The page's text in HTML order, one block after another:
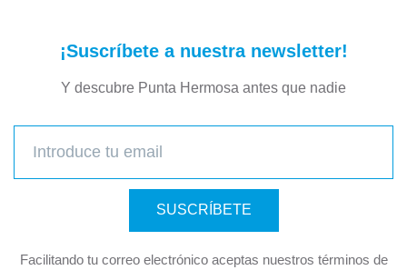
¡Suscríbete a nuestra newsletter!
Y descubre Punta Hermosa antes que nadie
SUSCRÍBETE
Facilitando tu correo electrónico aceptas nuestros términos de